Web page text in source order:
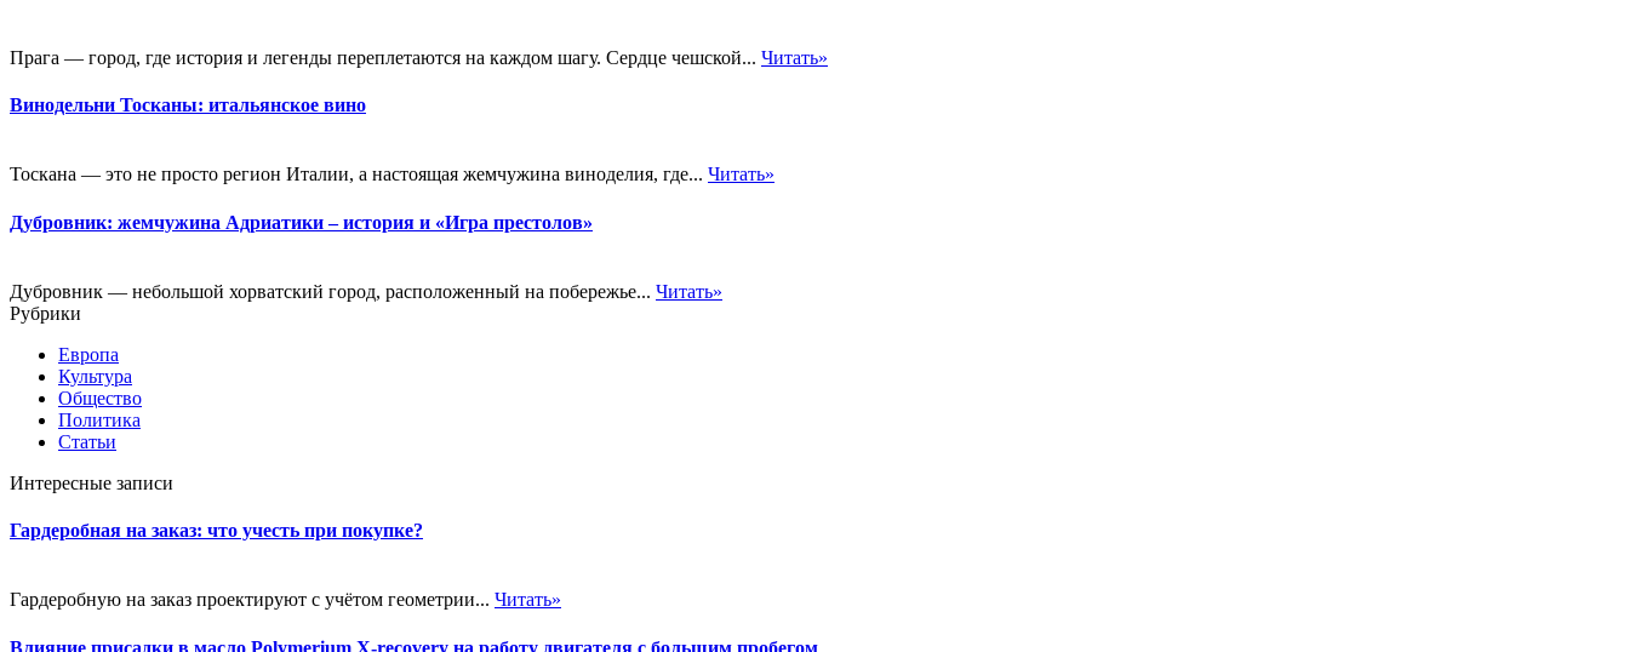
Прага — город, где история и легенды переплетаются на каждом шагу. Сердце чешской... Читать»
Винодельни Тосканы: итальянское вино
Тоскана — это не просто регион Италии, а настоящая жемчужина виноделия, где... Читать»
Дубровник: жемчужина Адриатики – история и «Игра престолов»
Дубровник — небольшой хорватский город, расположенный на побережье... Читать»
Рубрики
Европа
Культура
Общество
Политика
Статьи
Интересные записи
Гардеробная на заказ: что учесть при покупке?
Гардеробную на заказ проектируют с учётом геометрии... Читать»
Влияние присадки в масло Polymerium X-recovery на работу двигателя с большим пробегом